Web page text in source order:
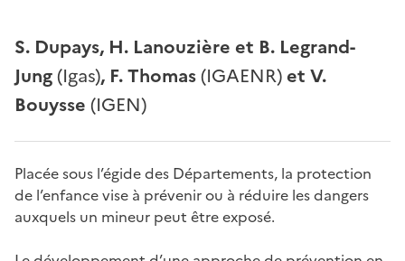
S. Dupays, H. Lanouzière et B. Legrand-
Jung(Igas), F. Thomas(IGAENR)et V.
Bouysse (IGEN)
Placée sous l’égide des Départements, la protection
de l’enfance vise à prévenir ou à réduire les dangers
auxquels un mineur peut être exposé.